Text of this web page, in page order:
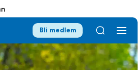
Bli medlem